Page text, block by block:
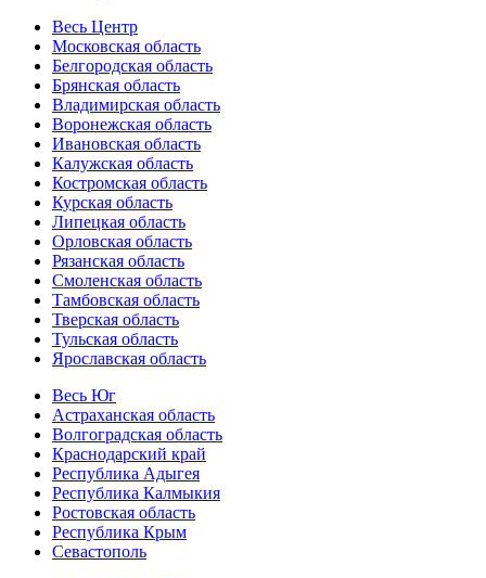
Весь Центр
Московская область
Белгородская область
Брянская область
Владимирская область
Воронежская область
Ивановская область
Калужская область
Костромская область
Курская область
Липецкая область
Орловская область
Рязанская область
Смоленская область
Тамбовская область
Тверская область
Тульская область
Ярославская область
Весь Юг
Астраханская область
Волгоградская область
Краснодарский край
Республика Адыгея
Республика Калмыкия
Ростовская область
Республика Крым
Севастополь